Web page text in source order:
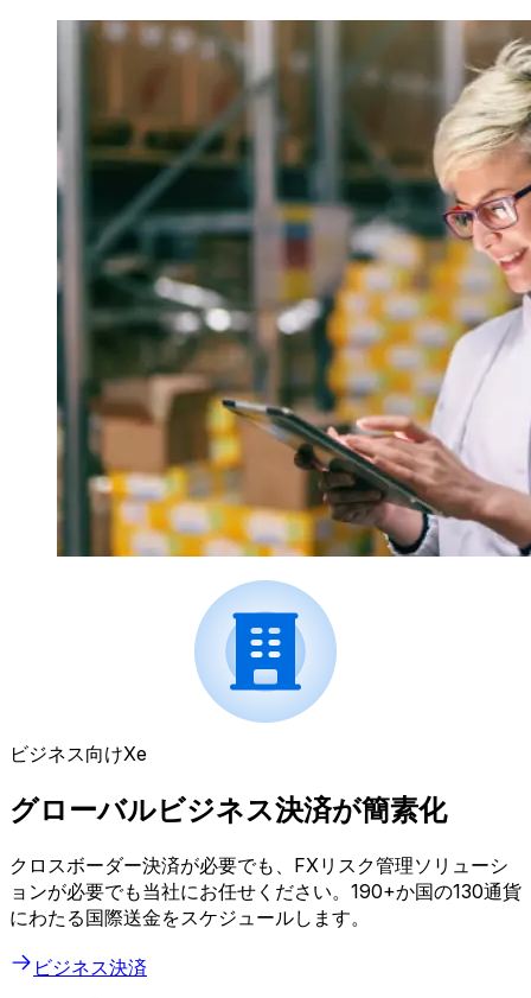
ビジネス向けXe
グローバルビジネス決済が簡素化
クロスボーダー決済が必要でも、FXリスク管理ソリューシ
ョンが必要でも当社にお任せください。190+か国の130通貨
にわたる国際送金をスケジュールします。
ビジネス決済